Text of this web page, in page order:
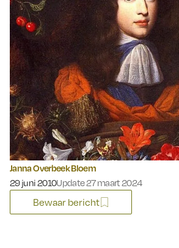
Janna Overbeek Bloem
Gepubliceerd op:
29 juni 2010Update 27 maart 2024
Bewaar bericht